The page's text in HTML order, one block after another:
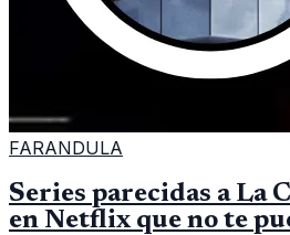
FARANDULA
Series parecidas a La
en Netflix que no te